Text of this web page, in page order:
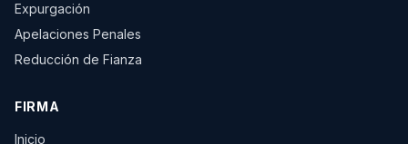
Expurgación
Apelaciones Penales
Reducción de Fianza
FIRMA
Inicio